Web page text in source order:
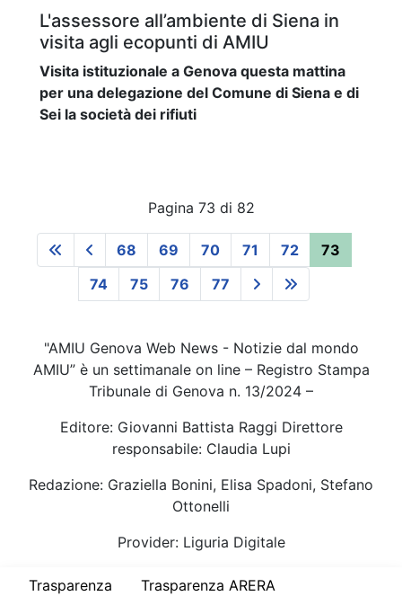
L'assessore all’ambiente di Siena in
visita agli ecopunti di AMIU
Visita istituzionale a Genova questa mattina
per una delegazione del Comune di Siena e di
Sei la società dei rifiuti
Pagina 73 di 82
68 69 70 71 72
73
74
75 76 77
"AMIU Genova Web News - Notizie dal mondo
AMIU” è un settimanale on line – Registro Stampa
Tribunale di Genova n. 13/2024 –
Editore: Giovanni Battista Raggi Direttore
responsabile: Claudia Lupi
Redazione: Graziella Bonini, Elisa Spadoni, Stefano
Ottonelli
Provider: Liguria Digitale
Trasparenza
Trasparenza ARERA